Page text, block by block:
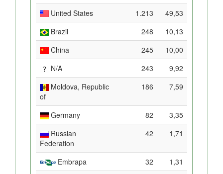
United States
1.213
49,53
Brazil
248
10,13
China
245
10,00
N/A
243
9,92
Moldova, Republic
of
186 7,59
Germany 82
3,35
Russian
Federation
42 1,71
Embrapa 32
1,31